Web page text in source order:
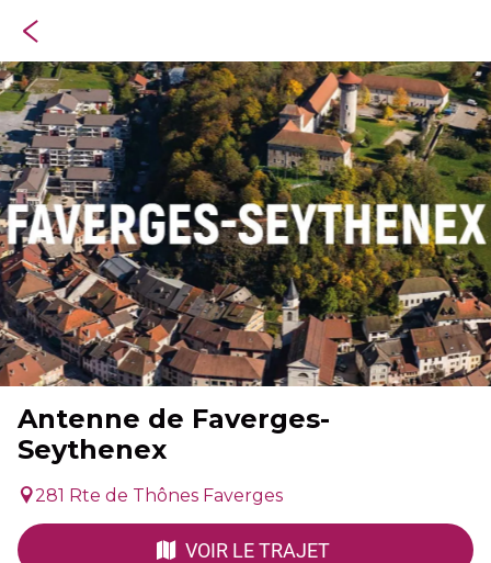
Antenne de Faverges-
Seythenex
281 Rte de Thônes Faverges
VOIR LE TRAJET